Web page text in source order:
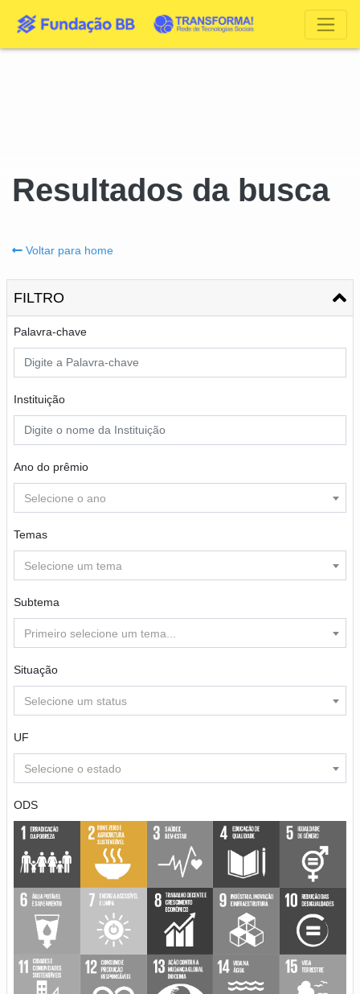
Resultados da busca
Voltar para home
FILTRO
Palavra-chave
Instituição
Ano do prêmio
Selecione o ano
Temas
Selecione um tema
Subtema
Primeiro selecione um tema...
Situação
Selecione um status
UF
Selecione o estado
ODS